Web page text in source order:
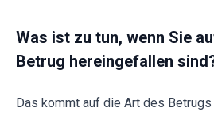
Was ist zu tun, wenn Sie
Betrug hereingefallen
Das kommt auf die Art des Betrugs